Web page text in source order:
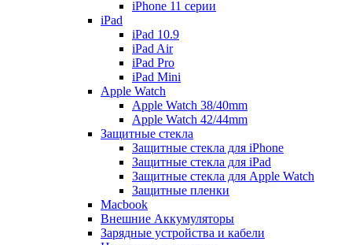
iPhone 11 серии
iPad
iPad 10.9
iPad Air
iPad Pro
iPad Mini
Apple Watch
Apple Watch 38/40mm
Apple Watch 42/44mm
Защитные стекла
Защитные стекла для iPhone
Защитные стекла для iPad
Защитные стекла для Apple Watch
Защитные пленки
Macbook
Внешние Аккумуляторы
Зарядные устройства и кабели